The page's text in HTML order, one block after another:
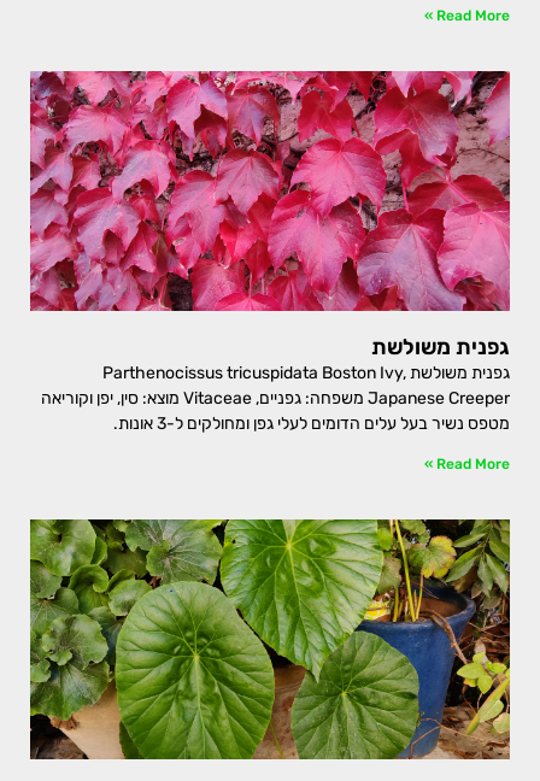
Read More »
גפנית משולשת
גפנית משולשת Parthenocissus tricuspidata Boston Ivy,
Japanese Creeper משפחה: גפניים, Vitaceae מוצא: סין, יפן וקוריאה
מטפס נשיר בעל עלים הדומים לעלי גפן ומחולקים ל-3 אונות.
Read More »